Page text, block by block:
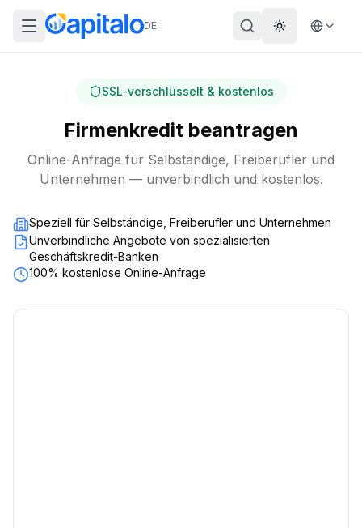
DE Theme
SSL-verschlüsselt & kostenlos
Firmenkredit beantragen
Online-Anfrage für Selbständige, Freiberufler und
Unternehmen — unverbindlich und kostenlos.
Speziell für Selbständige, Freiberufler und Unternehmen
Unverbindliche Angebote von spezialisierten
Geschäftskredit-Banken
100% kostenlose Online-Anfrage